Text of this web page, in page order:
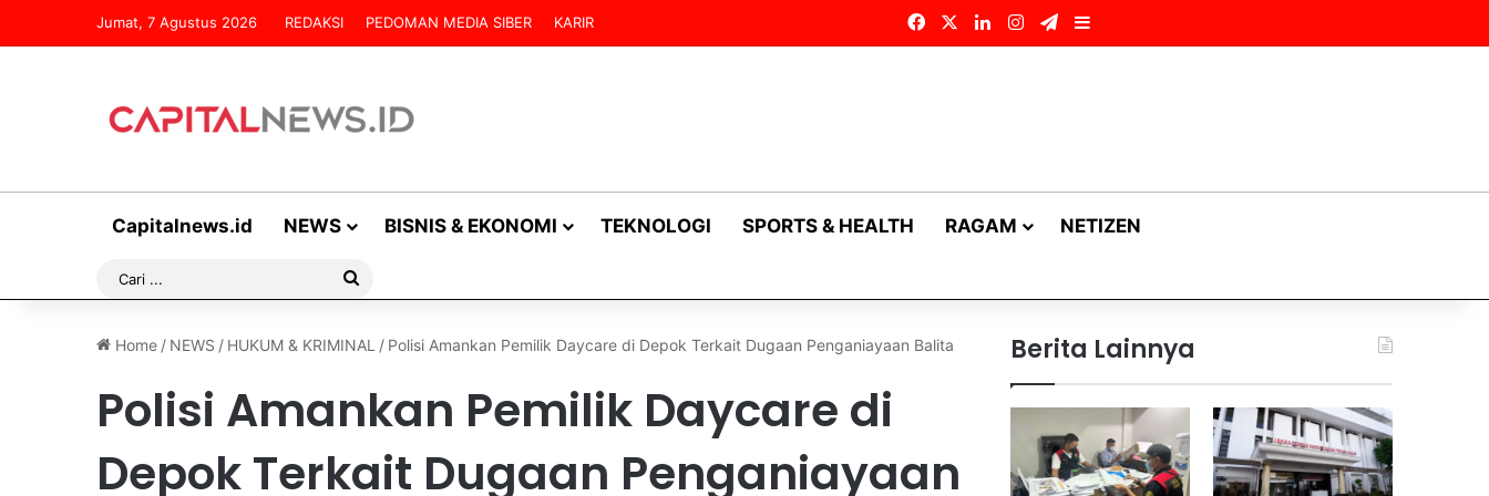
Jumat, 7 Agustus 2026 REDAKSI PEDOMAN MEDIA SIBER KARIR FacebookLinkedInInstagram
Telegram
Sidebar
Capitalnews.id NEWS BISNIS & EKONOMI TEKNOLOGI SPORTS & HEALTH RAGAM NETIZEN
Cari
Home / NEWS / HUKUM & KRIMINAL / Polisi Amankan Pemilik Daycare di Depok Terkait Dugaan Penganiayaan Balita
Polisi Amankan Pemilik Daycare di
Depok Terkait Dugaan Penganiayaan
Berita Lainnya